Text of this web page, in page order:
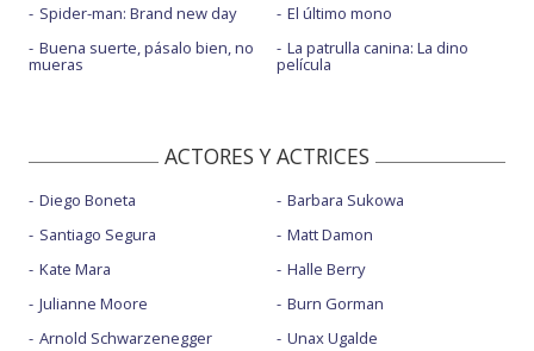
Spider-man: Brand new day
Buena suerte, pásalo bien, no
mueras
El último mono
La patrulla canina: La dino
película
ACTORES Y ACTRICES
Diego Boneta
Santiago Segura
Kate Mara
Julianne Moore
Arnold Schwarzenegger
Barbara Sukowa
Matt Damon
Halle Berry
Burn Gorman
Unax Ugalde